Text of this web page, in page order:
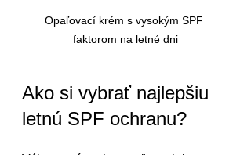
Opaľovací krém s vysokým SPF
faktorom na letné dni
Ako si vybrať najlepšiu
letnú SPF ochranu?